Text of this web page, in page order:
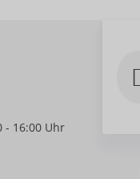
- 16:00 Uhr